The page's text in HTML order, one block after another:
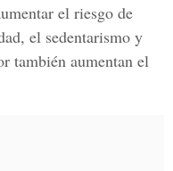
el riesgo de
el sedentarismo y
también aumentan el